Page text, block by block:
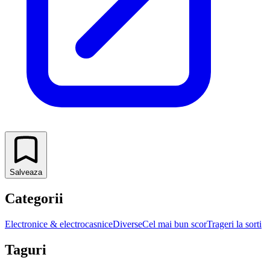
Salveaza
Categorii
Electronice & electrocasniceDiverseCel mai bun scorTrageri la sorti
Taguri